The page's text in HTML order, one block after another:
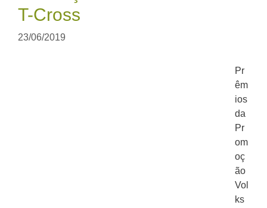
T-Cross
23/06/2019
Pr
êm
ios
da
Pr
om
oç
ão
Vol
ks